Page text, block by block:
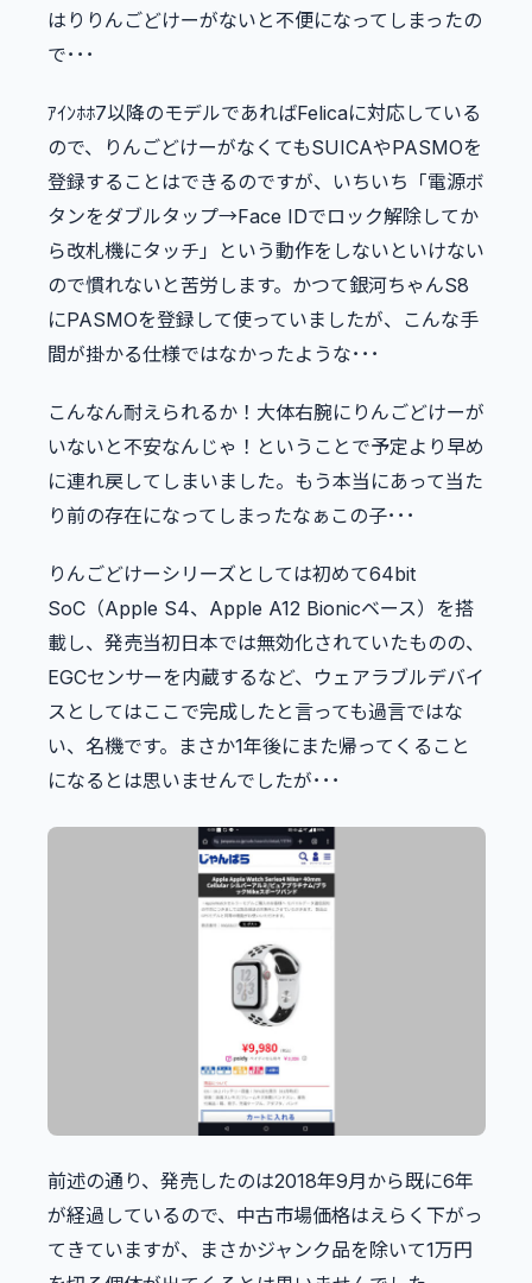
はりりんごどけーがないと不便になってしまったの
で･･･
ｱｲﾝﾎﾎ7以降のモデルであればFelicaに対応している
ので、りんごどけーがなくてもSUICAやPASMOを
登録することはできるのですが、いちいち「電源ボ
タンをダブルタップ→Face IDでロック解除してか
ら改札機にタッチ」という動作をしないといけない
ので慣れないと苦労します。かつて銀河ちゃんS8
にPASMOを登録して使っていましたが、こんな手
間が掛かる仕様ではなかったような･･･
こんなん耐えられるか！大体右腕にりんごどけーが
いないと不安なんじゃ！ということで予定より早め
に連れ戻してしまいました。もう本当にあって当た
り前の存在になってしまったなぁこの子･･･
りんごどけーシリーズとしては初めて64bit
SoC（Apple S4、Apple A12 Bionicベース）を搭
載し、発売当初日本では無効化されていたものの、
EGCセンサーを内蔵するなど、ウェアラブルデバイ
スとしてはここで完成したと言っても過言ではな
い、名機です。まさか1年後にまた帰ってくること
になるとは思いませんでしたが･･･
前述の通り、発売したのは2018年9月から既に6年
が経過しているので、中古市場価格はえらく下がっ
てきていますが、まさかジャンク品を除いて1万円